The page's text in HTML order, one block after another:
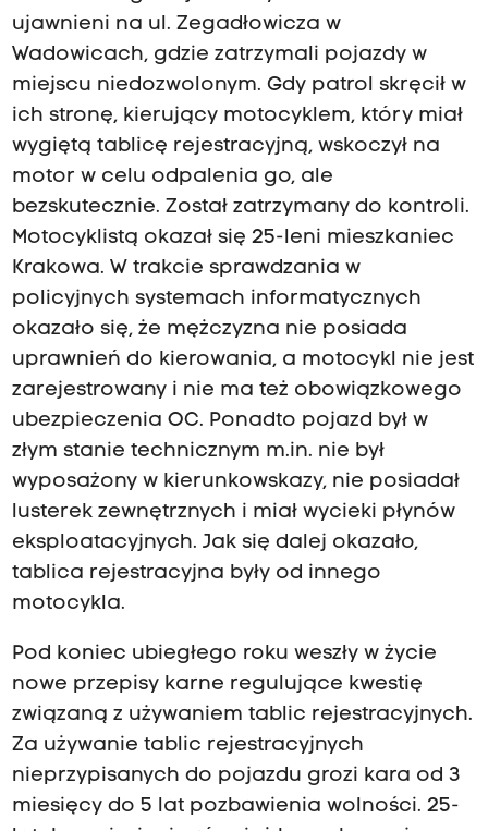
ujawnieni na ul. Zegadłowicza w
Wadowicach, gdzie zatrzymali pojazdy w
miejscu niedozwolonym. Gdy patrol skręcił w
ich stronę, kierujący motocyklem, który miał
wygiętą tablicę rejestracyjną, wskoczył na
motor w celu odpalenia go, ale
bezskutecznie. Został zatrzymany do kontroli.
Motocyklistą okazał się 25-leni mieszkaniec
Krakowa. W trakcie sprawdzania w
policyjnych systemach informatycznych
okazało się, że mężczyzna nie posiada
uprawnień do kierowania, a motocykl nie jest
zarejestrowany i nie ma też obowiązkowego
ubezpieczenia OC. Ponadto pojazd był w
złym stanie technicznym m.in. nie był
wyposażony w kierunkowskazy, nie posiadał
lusterek zewnętrznych i miał wycieki płynów
eksploatacyjnych. Jak się dalej okazało,
tablica rejestracyjna były od innego
motocykla.
Pod koniec ubiegłego roku weszły w życie
nowe przepisy karne regulujące kwestię
związaną z używaniem tablic rejestracyjnych.
Za używanie tablic rejestracyjnych
nieprzypisanych do pojazdu grozi kara od 3
miesięcy do 5 lat pozbawienia wolności. 25-